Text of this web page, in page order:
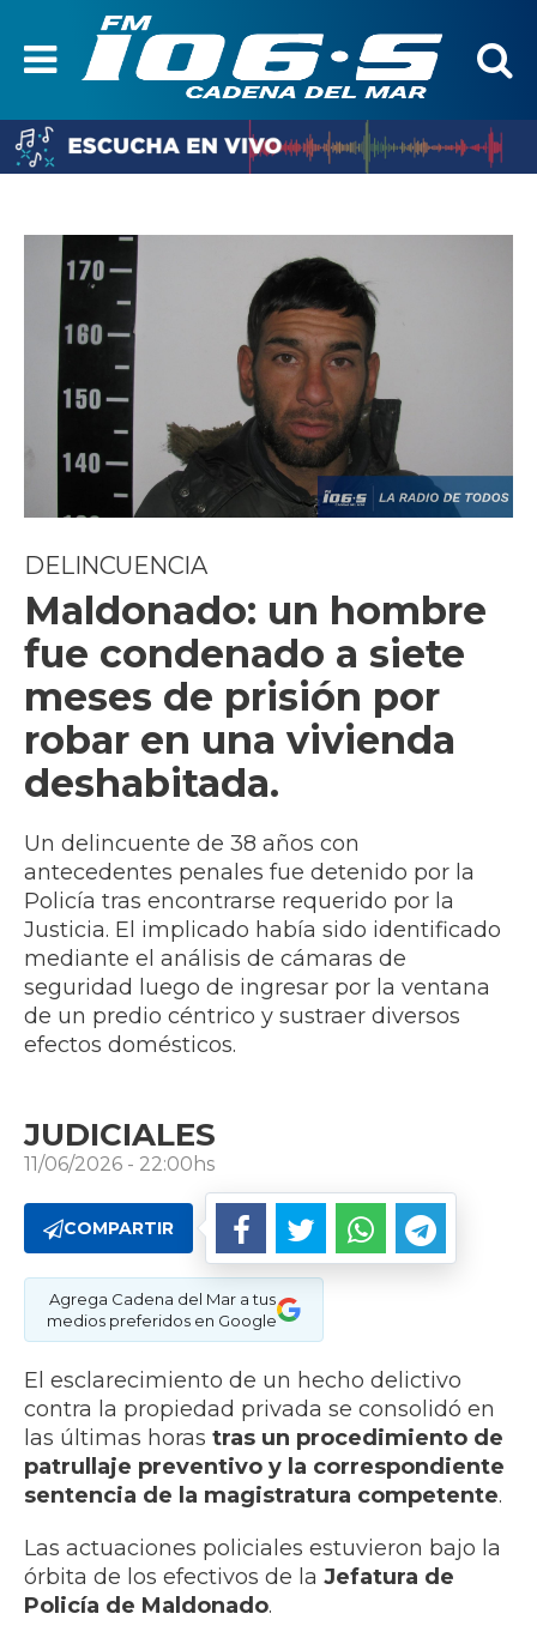
DELINCUENCIA
Maldonado: un hombre
fue condenado a siete
meses de prisión por
robar en una vivienda
deshabitada.
Un delincuente de 38 años con
antecedentes penales fue detenido por la
Policía tras encontrarse requerido por la
Justicia. El implicado había sido identificado
mediante el análisis de cámaras de
seguridad luego de ingresar por la ventana
de un predio céntrico y sustraer diversos
efectos domésticos.
JUDICIALES
11/06/2026 - 22:00hs
COMPARTIR
Agrega Cadena del Mar a tus
medios preferidos en Google
El esclarecimiento de un hecho delictivo
contra la propiedad privada se consolidó en
las últimas horas tras un procedimiento de
patrullaje preventivo y la correspondiente
sentencia de la magistratura competente.
Las actuaciones policiales estuvieron bajo la
órbita de los efectivos de la Jefatura de
Policía de Maldonado.